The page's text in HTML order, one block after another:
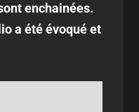
enchainées.
a été évoqué et